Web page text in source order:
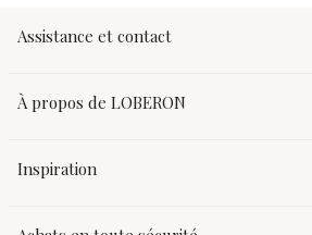
Assistance et contact
À propos de LOBERON
Inspiration